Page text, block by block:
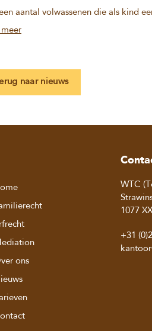
aantal volwassenen die als kind
meer
naar nieuws
ons
WTC
1077
+31